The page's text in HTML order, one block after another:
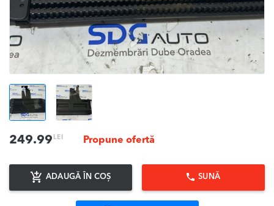
249.99 LEI Propune ofertă
ADAUGĂ ÎN COȘ SUNĂ